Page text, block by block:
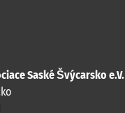
Saské Švýcarsko e.V.